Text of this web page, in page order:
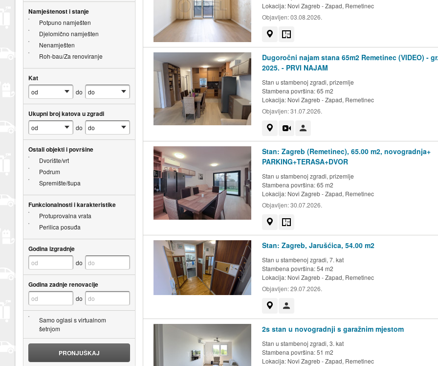
Lokacija: Novi Zagreb - Zapad, Remetinec
Objavljen:03.08.2026.
Dugoročni najam stana 65m2 Remetinec (VIDEO) - gr.
2025. - PRVI NAJAM
Stan u stambenoj zgradi, prizemlje
Stambena površina: 65 m2
Lokacija: Novi Zagreb - Zapad, Remetinec
Objavljen:31.07.2026.
Stan: Zagreb (Remetinec), 65.00 m2, novogradnja+
PARKING+TERASA+DVOR
Stan u stambenoj zgradi, prizemlje
Stambena površina: 65 m2
Lokacija: Novi Zagreb - Zapad, Remetinec
Objavljen:30.07.2026.
Stan: Zagreb, Jarušćica, 54.00 m2
Stan u stambenoj zgradi, 7. kat
Stambena površina: 54 m2
Lokacija: Novi Zagreb - Zapad, Remetinec
Objavljen:29.07.2026.
2s stan u novogradnji s garažnim mjestom
Stan u stambenoj zgradi, 3. kat
Stambena površina: 51 m2
Lokacija: Novi Zagreb - Zapad, Remetinec
Namještenost i stanje
Potpuno namješten
Djelomično namješten
Nenamješten
Roh-bau/Za renoviranje
Kat
do
Ukupni broj katova u zgradi
do
Ostali objekti i površine
Dvorište/vrt
Podrum
Spremište/šupa
Funkcionalnosti i karakteristike
Protuprovalna vrata
Perilica posuđa
Godina izgradnje
do
Godina zadnje renovacije
do
Samo oglasi s virtualnom
šetnjom
PRONJUŠKAJ